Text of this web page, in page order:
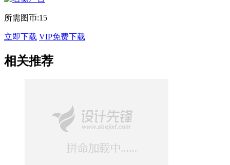
所需图币:15
立即下载 VIP免费下载
相关推荐